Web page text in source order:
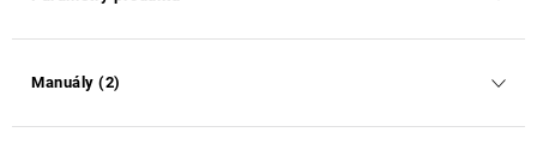
Manuály (2)